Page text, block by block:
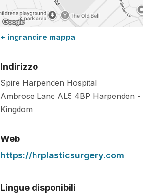
+ ingrandire mappa
Indirizzo
Spire Harpenden Hospital
Ambrose Lane AL5 4BP Harpenden -
Kingdom
Web
https://hrplasticsurgery.com
Lingue disponibili